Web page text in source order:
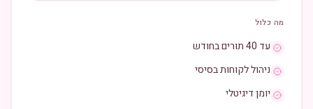
מה כלול
עד 40 תורים בחודש
ניהול לקוחות בסיסי
יומן דיגיטלי